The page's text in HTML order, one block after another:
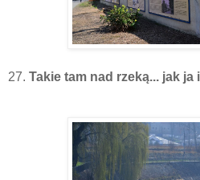
27. Takie tam nad rzeką... jak ja